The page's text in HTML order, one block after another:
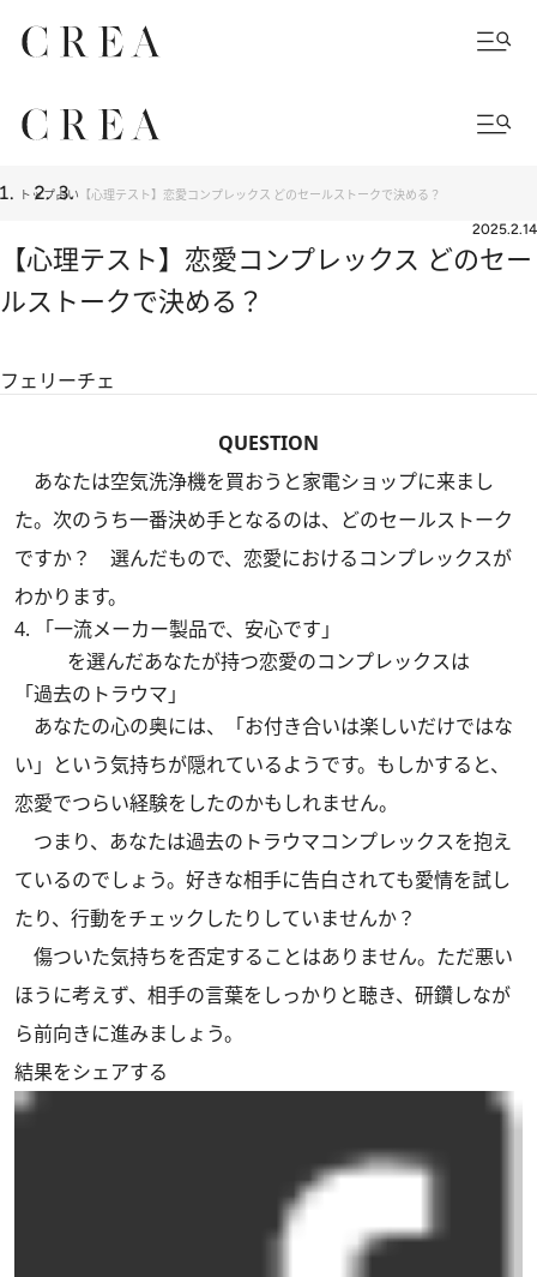
トップ占い 【心理テスト】恋愛コンプレックス どのセールストークで決める？
2025.2.14
【心理テスト】恋愛コンプレックス どのセー
ルストークで決める？
フェリーチェ
QUESTION
あなたは空気洗浄機を買おうと家電ショップに来まし
た。次のうち一番決め手となるのは、どのセールストーク
ですか？ 選んだもので、恋愛におけるコンプレックスが
わかります。
4. 「一流メーカー製品で、安心です」
を選んだあなたが持つ恋愛のコンプレックスは
「過去のトラウマ」
あなたの心の奥には、「お付き合いは楽しいだけではな
い」という気持ちが隠れているようです。もしかすると、
恋愛でつらい経験をしたのかもしれません。
つまり、あなたは過去のトラウマコンプレックスを抱え
ているのでしょう。好きな相手に告白されても愛情を試し
たり、行動をチェックしたりしていませんか？
傷ついた気持ちを否定することはありません。ただ悪い
ほうに考えず、相手の言葉をしっかりと聴き、研鑽しなが
ら前向きに進みましょう。
結果をシェアする